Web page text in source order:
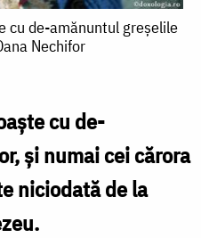
cu de-amănuntul greșelile
Nechifor
cu de-
și numai cei cărora
niciodată de la